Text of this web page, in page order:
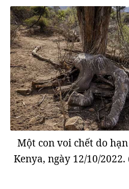
Một con voi chết do
Kenya, ngày 12/10/2022.